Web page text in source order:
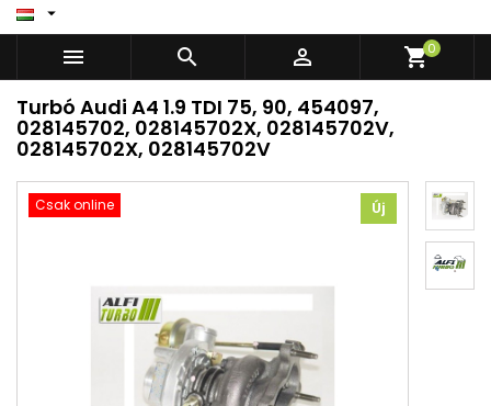

   shopping_cart0
Turbó Audi A4 1.9 TDI 75, 90, 454097,
028145702, 028145702X, 028145702V,
028145702X, 028145702V
Csak online Új